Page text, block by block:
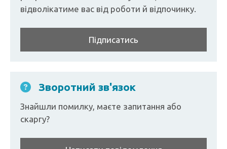
відволікатиме вас від роботи й відпочинку.
Підписатись
Зворотний зв'язок
Знайшли помилку, маєте запитання або
скаргу?